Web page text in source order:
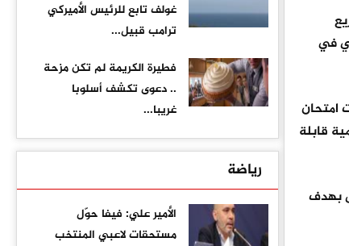
مشروعا (14 مشروعا منجزا و6 مشاريع
في
امتحان
قابلة
والمساحة وشملت ربط أكثر من 2.5 مليون سجل بهدف
غولف تابع للرئيس الأميركي
ترامب قبيل...
فطيرة الكريمة لم تكن مزحة
.. دعوى تكشف أسلوبا
غريبا...
رياضة
الأمير علي: فيفا حوّل
مستحقات لاعبي المنتخب